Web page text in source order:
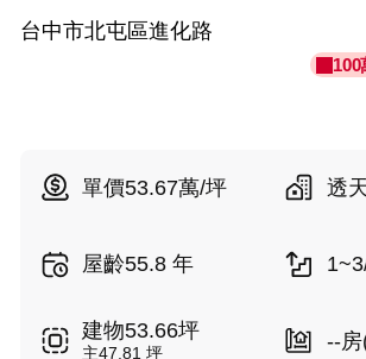
台中市北屯區進化路
100
單價53.67萬/坪 透
屋齡55.8 年
建物53.66坪
主47.81 坪 --